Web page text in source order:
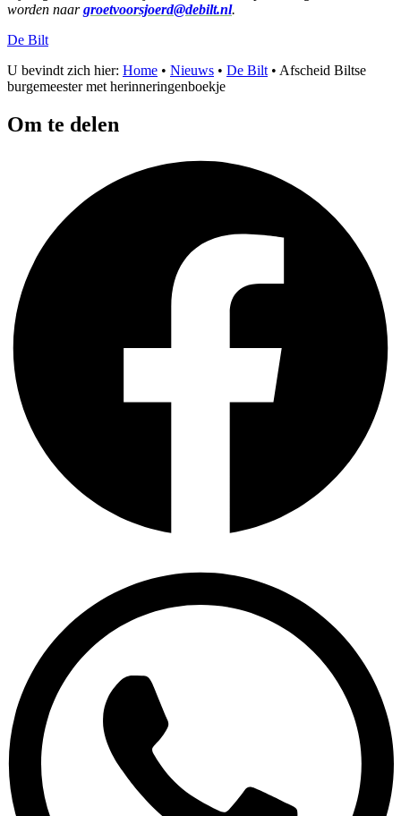
worden naargroetvoorsjoerd@debilt.nl.
De Bilt
U bevindt zich hier: Home • Nieuws • De Bilt • Afscheid Biltse
burgemeester met herinneringenboekje
Om te delen